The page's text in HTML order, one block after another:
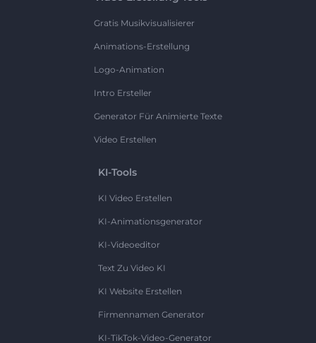
Gratis Musikvisualisierer
Animations-Erstellung
Logo-Animation
Intro Ersteller
Generator Für Animierte Texte
Video Erstellen
KI-Tools
KI Video Erstellen
KI-Animationsgenerator
KI-Videoeditor
Text Zu Video KI
KI Website Erstellen
Firmennamen Generator
KI-TikTok-Video-Generator